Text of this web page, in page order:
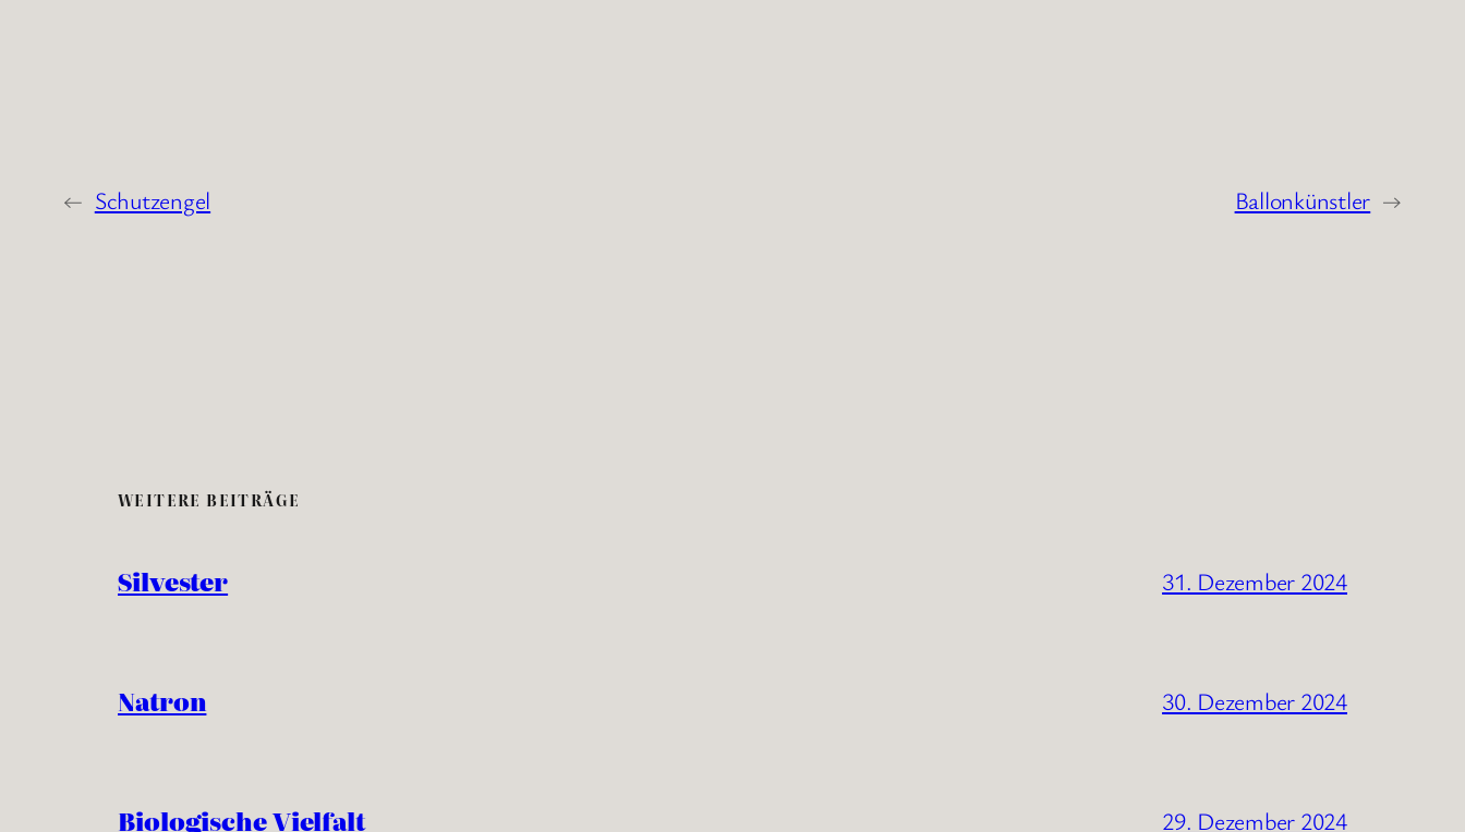
← Schutzengel Ballonkünstler →
WEITERE BEITRÄGE
Silvester 31. Dezember 2024
Natron 30. Dezember 2024
Biologische Vielfalt 29. Dezember 2024